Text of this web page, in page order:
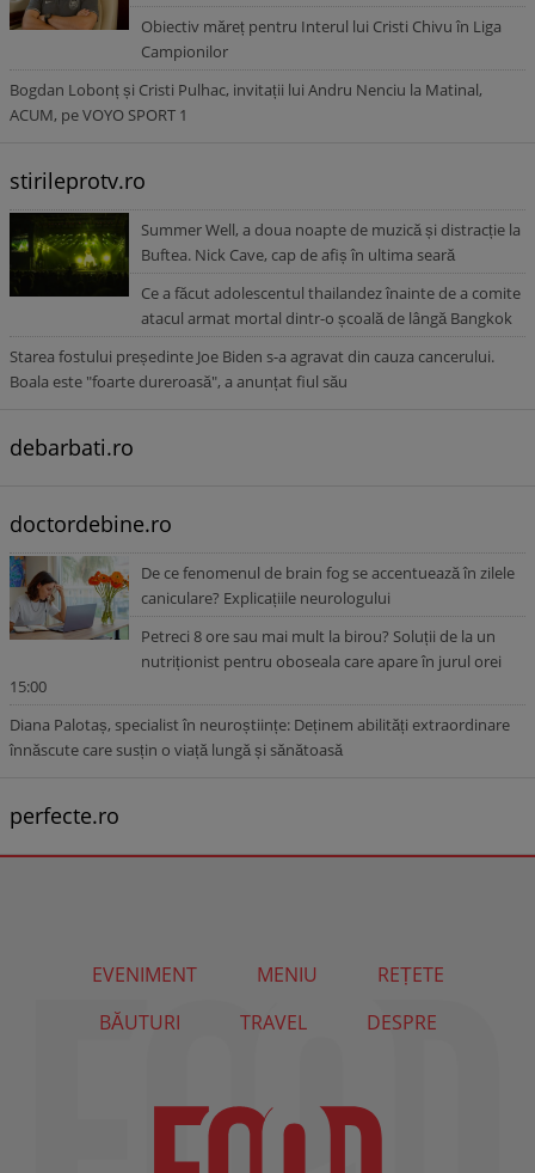
Obiectiv măreț pentru Interul lui Cristi Chivu în Liga
Campionilor
Bogdan Lobonț și Cristi Pulhac, invitații lui Andru Nenciu la Matinal,
ACUM, pe VOYO SPORT 1
stirileprotv.ro
Summer Well, a doua noapte de muzică și distracție la
Buftea. Nick Cave, cap de afiș în ultima seară
Ce a făcut adolescentul thailandez înainte de a comite
atacul armat mortal dintr-o școală de lângă Bangkok
Starea fostului președinte Joe Biden s-a agravat din cauza cancerului.
Boala este "foarte dureroasă", a anunțat fiul său
debarbati.ro
doctordebine.ro
De ce fenomenul de brain fog se accentuează în zilele
caniculare? Explicațiile neurologului
Petreci 8 ore sau mai mult la birou? Soluții de la un
nutriționist pentru oboseala care apare în jurul orei
15:00
Diana Palotaș, specialist în neuroștiințe: Deținem abilități extraordinare
înnăscute care susțin o viață lungă și sănătoasă
perfecte.ro
EVENIMENT MENIU
REȚETE
BĂUTURI
TRAVEL DESPRE